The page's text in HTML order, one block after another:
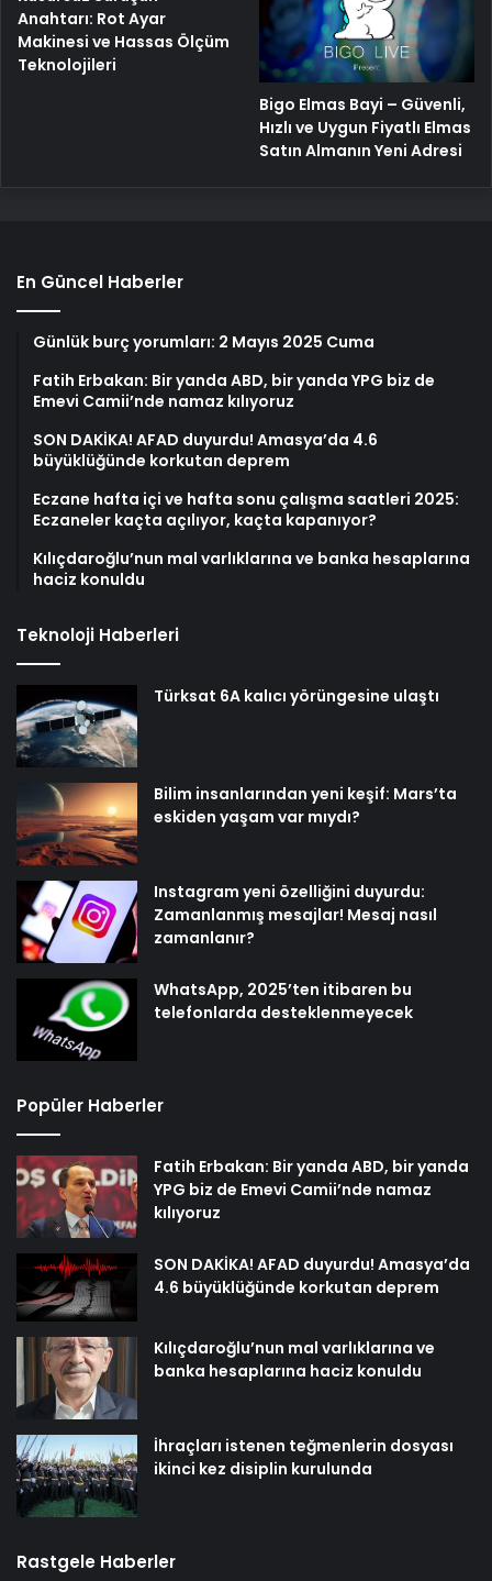
Anahtarı: Rot Ayar
Makinesi ve Hassas Ölçüm
Teknolojileri
Bigo Elmas Bayi – Güvenli,
Hızlı ve Uygun Fiyatlı Elmas
Satın Almanın Yeni Adresi
En Güncel Haberler
Günlük burç yorumları: 2 Mayıs 2025 Cuma
Fatih Erbakan: Bir yanda ABD, bir yanda YPG biz de
Emevi Camii’nde namaz kılıyoruz
SON DAKİKA! AFAD duyurdu! Amasya’da 4.6
büyüklüğünde korkutan deprem
Eczane hafta içi ve hafta sonu çalışma saatleri 2025:
Eczaneler kaçta açılıyor, kaçta kapanıyor?
Kılıçdaroğlu’nun mal varlıklarına ve banka hesaplarına
haciz konuldu
Teknoloji Haberleri
Türksat 6A kalıcı yörüngesine ulaştı
Bilim insanlarından yeni keşif: Mars’ta
eskiden yaşam var mıydı?
Instagram yeni özelliğini duyurdu:
Zamanlanmış mesajlar! Mesaj nasıl
zamanlanır?
WhatsApp, 2025’ten itibaren bu
telefonlarda desteklenmeyecek
Popüler Haberler
Fatih Erbakan: Bir yanda ABD, bir yanda
YPG biz de Emevi Camii’nde namaz
kılıyoruz
SON DAKİKA! AFAD duyurdu! Amasya’da
4.6 büyüklüğünde korkutan deprem
Kılıçdaroğlu’nun mal varlıklarına ve
banka hesaplarına haciz konuldu
İhraçları istenen teğmenlerin dosyası
ikinci kez disiplin kurulunda
Rastgele Haberler